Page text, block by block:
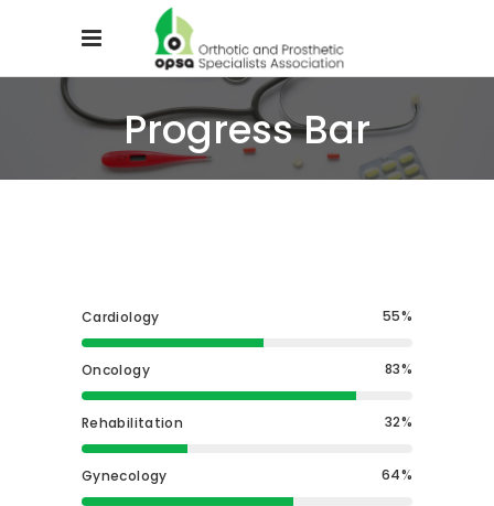
Progress Bar
Cardiology 55
Oncology 83
Rehabilitation 32
Gynecology 64